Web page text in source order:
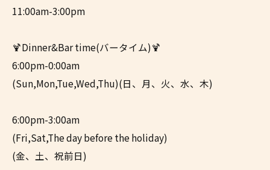
11:00am-3:00pm
🍹Dinner&Bar time(バータイム)🍹
6:00pm-0:00am
(Sun,Mon,Tue,Wed,Thu)(日、月、火、水、木)
6:00pm-3:00am
(Fri,Sat,The day before the holiday)
(金、土、祝前日)